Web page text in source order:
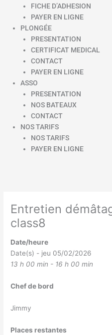
FICHE D’ADHESION
PAYER EN LIGNE
PLONGÉE
PRESENTATION
CERTIFICAT MEDICAL
CONTACT
PAYER EN LIGNE
ASSO
PRESENTATION
NOS BATEAUX
CONTACT
NOS TARIFS
NOS TARIFS
PAYER EN LIGNE
Entretien
class8
Date/heure
Date(s) - jeu 05/02/2026
13 h 00 min - 16 h 00 min
Chef de bord
Jimmy
Places restantes